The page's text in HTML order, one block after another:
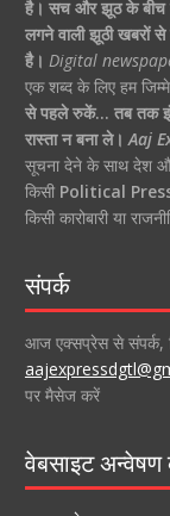
है। सच और झूठ के बीच
लगने वाली झूठी खबरों से
है। Digital
एक शब्द के लिए हम
से पहले रुकें… तब तक
रास्ता न बना ले। Aaj
सूचना देने के साथ देश
किसी Political
किसी कारोबारी या
संपर्क
आज एक्सप्रेस से संपर्क,
पर मैसेज करें
वेबसाइट